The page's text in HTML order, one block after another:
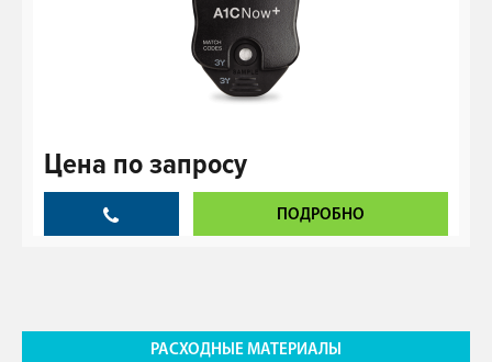
Цена по запросу
ПОДРОБНО
РАСХОДНЫЕ МАТЕРИАЛЫ